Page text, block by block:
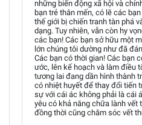
những biến động xã hội và
bạn trẻ thân mến, có lẽ các
thế giới bị chiến tranh tàn phá
dạng. Tuy nhiên, vẫn còn hy
các bạn! Các bạn sở hữu một
lớn chúng tôi dường như đã
Các bạn có thời gian! Các bạn
ước, lên kế hoạch và làm điều
tương lai đang dần hình thành
có nhiệt huyết để thay đổi tiến
sự với cái ác không phải là cái
yêu có khả năng chữa lành vết
đồng thời cũng chăm sóc vết